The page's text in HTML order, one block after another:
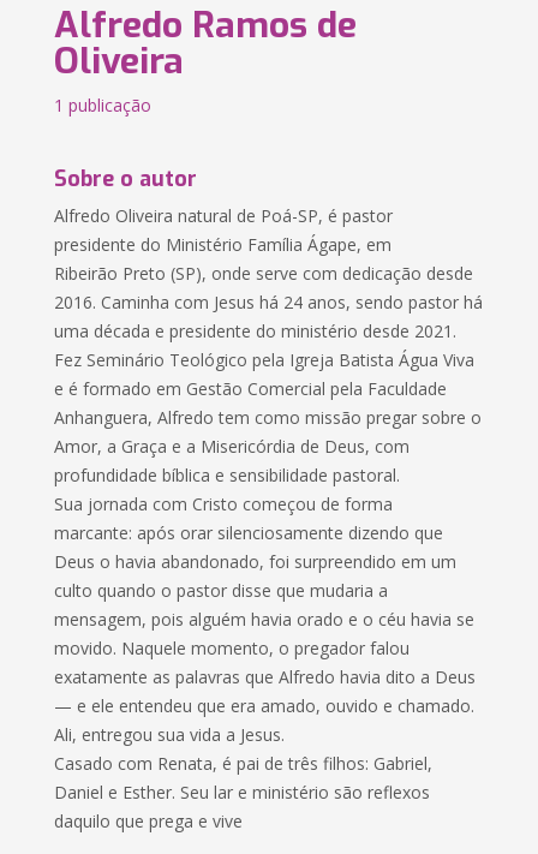
Alfredo Ramos de
Oliveira
1 publicação
Sobre o autor
Alfredo Oliveira natural de Poá-SP, é pastor
presidente do Ministério Família Ágape, em
Ribeirão Preto (SP), onde serve com dedicação desde
2016. Caminha com Jesus há 24 anos, sendo pastor há
uma década e presidente do ministério desde 2021.
Fez Seminário Teológico pela Igreja Batista Água Viva
e é formado em Gestão Comercial pela Faculdade
Anhanguera, Alfredo tem como missão pregar sobre o
Amor, a Graça e a Misericórdia de Deus, com
profundidade bíblica e sensibilidade pastoral.
Sua jornada com Cristo começou de forma
marcante: após orar silenciosamente dizendo que
Deus o havia abandonado, foi surpreendido em um
culto quando o pastor disse que mudaria a
mensagem, pois alguém havia orado e o céu havia se
movido. Naquele momento, o pregador falou
exatamente as palavras que Alfredo havia dito a Deus
— e ele entendeu que era amado, ouvido e chamado.
Ali, entregou sua vida a Jesus.
Casado com Renata, é pai de três filhos: Gabriel,
Daniel e Esther. Seu lar e ministério são reflexos
daquilo que prega e vive